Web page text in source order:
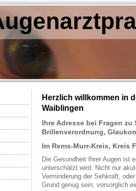
Herzlich willkommen in
Waiblingen
Ihre Adresse bei Fragen
Brillenverordnung,
Im Rems-Murr-Kreis, Kreis
Die Gesundheit Ihrer Augen ist
unterschätzt wird. Nicht nur
Verminderung der Sehkraft,
Grund genug sein, vorsorglich